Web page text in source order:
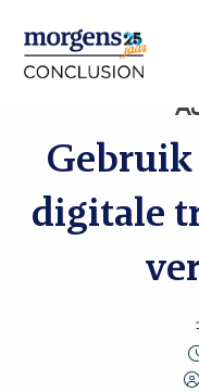
digitale